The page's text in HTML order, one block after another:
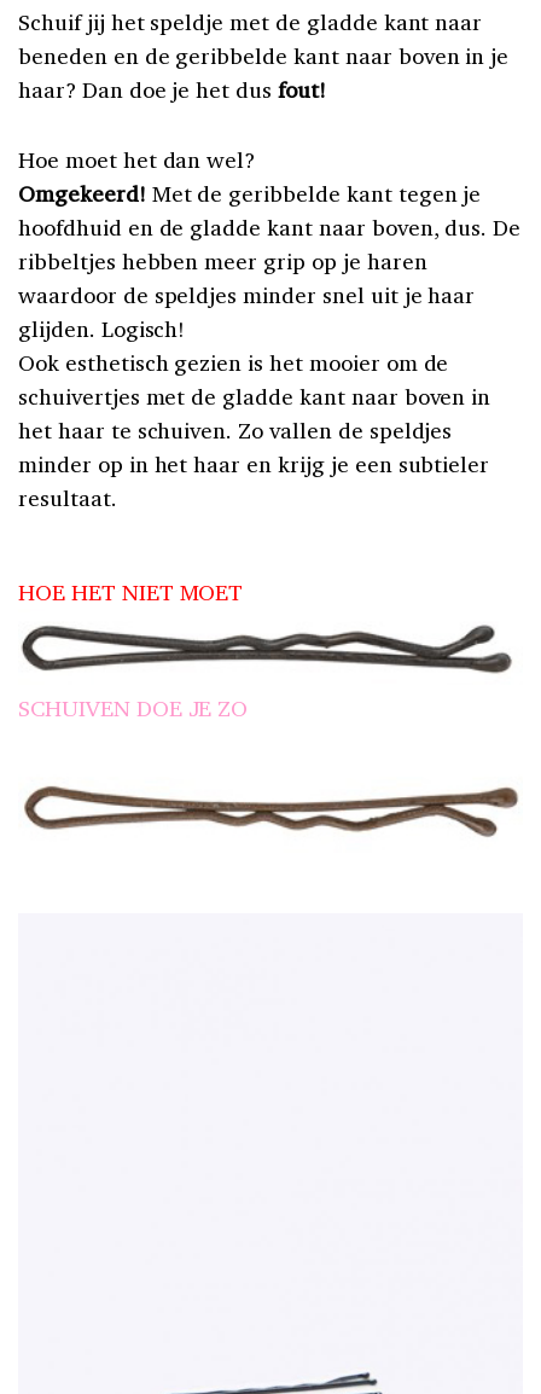
Schuif jij het speldje met de gladde kant naar
beneden en de geribbelde kant naar boven in je
haar? Dan doe je het dusfout!
Hoe moet het dan wel?
Omgekeerd! Met de geribbelde kant tegen je
hoofdhuid en de gladde kant naar boven, dus. De
ribbeltjes hebben meer grip op je haren
waardoor de speldjes minder snel uit je haar
glijden. Logisch!
Ook esthetisch gezien is het mooier om de
schuivertjes met de gladde kant naar boven in
het haar te schuiven. Zo vallen de speldjes
minder op in het haar en krijg je een subtieler
resultaat.
HOE HET NIET MOET
SCHUIVEN DOE JE ZO